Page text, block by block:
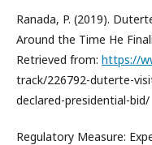
Ranada, P. (2019).
Around the Time He
Retrieved from: https://
track/226792-duterte-
declared-presidential-bid/
Regulatory Measure: